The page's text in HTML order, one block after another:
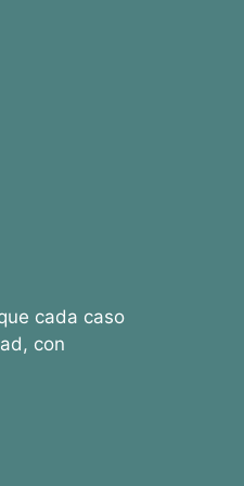
cada caso
con